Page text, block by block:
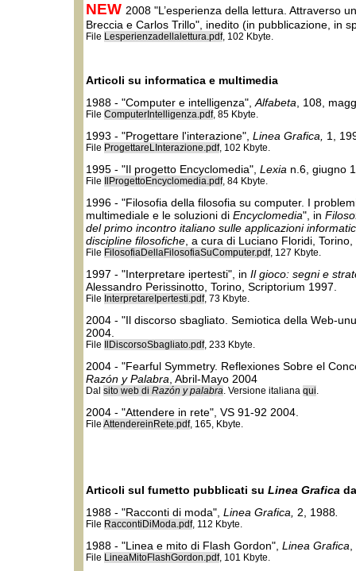
NEW 2008 "L’esperienza della lettura. Attraverso
Breccia e Carlos Trillo", inedito (in pubblicazione, in
File Lesperienzadellalettura.pdf, 102 Kbyte.
Articoli su informatica e multimedia
1988 - "Computer e intelligenza", Alfabeta , 108,
File ComputerIntelligenza.pdf, 85 Kbyte.
1993 - "Progettare l'interazione", Linea Grafica, 1,
File ProgettareLInterazione.pdf, 102 Kbyte.
1995 - "Il progetto Encyclomedia", Lexia n.6, giugno
File IlProgettoEncyclomedia.pdf, 84 Kbyte.
1996 - "Filosofia della filosofia su computer. I
multimediale e le soluzioni di Encyclomedia", in
del primo incontro italiano sulle applicazioni
discipline filosofiche , a cura di Luciano Floridi,
File FilosofiaDellaFilosofiaSuComputer.pdf, 127 Kbyte.
1997 - "Interpretare ipertesti", in Il gioco: segni e
Alessandro Perissinotto, Torino, Scriptorium 1997.
File InterpretareIpertesti.pdf, 73 Kbyte.
2004 - "Il discorso sbagliato. Semiotica della Web-
2004.
File IlDiscorsoSbagliato.pdf, 233 Kbyte.
2004 - "Fearful Symmetry. Reflexiones Sobre el
Razón y Palabra , Abril-Mayo 2004
Dal sito web di Razón y palabra. Versione italiana qui.
2004 - "Attendere in rete", VS 91-92 2004.
File AttendereinRete.pdf, 165, Kbyte.
Articoli sul fumetto pubblicati su Linea Grafica
1988 - "Racconti di moda", Linea Grafica, 2, 1988
File RaccontiDiModa.pdf, 112 Kbyte.
1988 - "Linea e mito di Flash Gordon", Linea Grafica
File LineaMitoFlashGordon.pdf, 101 Kbyte.